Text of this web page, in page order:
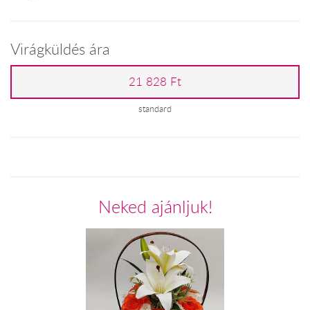
Virágküldés ára
21 828 Ft
standard
Neked ajánljuk!